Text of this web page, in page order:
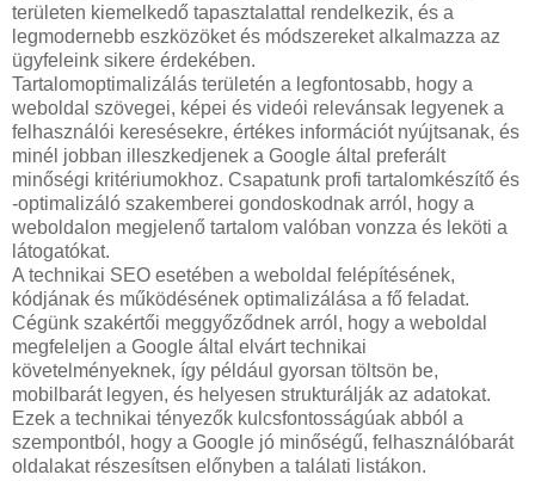
területen kiemelkedő tapasztalattal rendelkezik, és a
legmodernebb eszközöket és módszereket alkalmazza az
ügyfeleink sikere érdekében.
Tartalomoptimalizálás területén a legfontosabb, hogy a
weboldal szövegei, képei és videói relevánsak legyenek a
felhasználói keresésekre, értékes információt nyújtsanak, és
minél jobban illeszkedjenek a Google által preferált
minőségi kritériumokhoz. Csapatunk profi tartalomkészítő és
-optimalizáló szakemberei gondoskodnak arról, hogy a
weboldalon megjelenő tartalom valóban vonzza és leköti a
látogatókat.
A technikai SEO esetében a weboldal felépítésének,
kódjának és működésének optimalizálása a fő feladat.
Cégünk szakértői meggyőződnek arról, hogy a weboldal
megfeleljen a Google által elvárt technikai
követelményeknek, így például gyorsan töltsön be,
mobilbarát legyen, és helyesen strukturálják az adatokat.
Ezek a technikai tényezők kulcsfontosságúak abból a
szempontból, hogy a Google jó minőségű, felhasználóbarát
oldalakat részesítsen előnyben a találati listákon.